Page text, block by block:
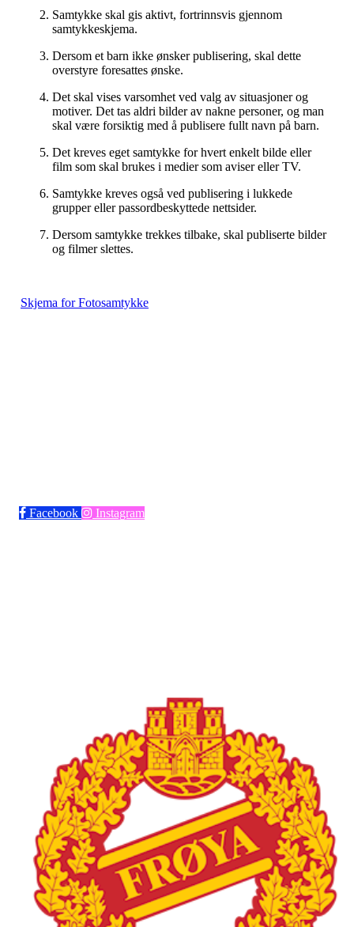
Samtykke skal gis aktivt, fortrinnsvis gjennom
samtykkeskjema.
Dersom et barn ikke ønsker publisering, skal dette
overstyre foresattes ønske.
Det skal vises varsomhet ved valg av situasjoner og
motiver. Det tas aldri bilder av nakne personer, og man
skal være forsiktig med å publisere fullt navn på barn.
Det kreves eget samtykke for hvert enkelt bilde eller
film som skal brukes i medier som aviser eller TV.
Samtykke kreves også ved publisering i lukkede
grupper eller passordbeskyttede nettsider.
Dersom samtykke trekkes tilbake, skal publiserte bilder
og filmer slettes.
Skjema for Fotosamtykke
Facebook Instagram